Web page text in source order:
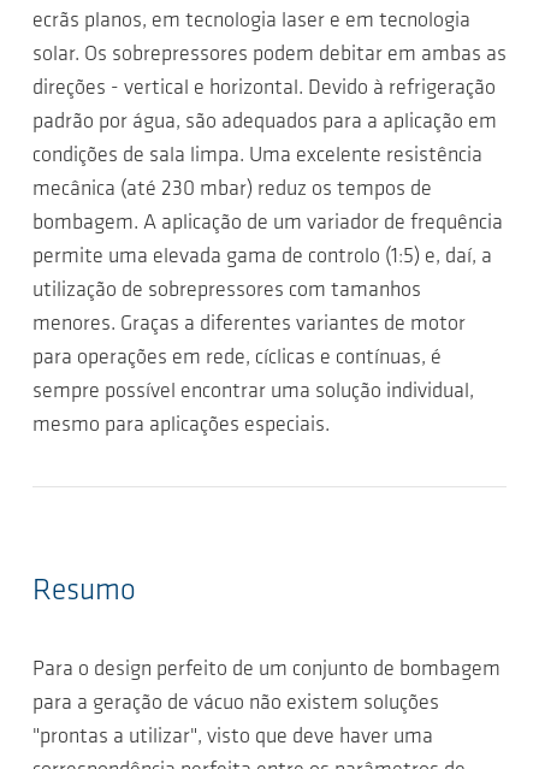
ecrãs planos, em tecnologia laser e em tecnologia
solar. Os sobrepressores podem debitar em ambas as
direções - vertical e horizontal. Devido à refrigeração
padrão por água, são adequados para a aplicação em
condições de sala limpa. Uma excelente resistência
mecânica (até 230 mbar) reduz os tempos de
bombagem. A aplicação de um variador de frequência
permite uma elevada gama de controlo (1:5) e, daí, a
utilização de sobrepressores com tamanhos
menores. Graças a diferentes variantes de motor
para operações em rede, cíclicas e contínuas, é
sempre possível encontrar uma solução individual,
mesmo para aplicações especiais.
Resumo
Para o design perfeito de um conjunto de bombagem
para a geração de vácuo não existem soluções
"prontas a utilizar", visto que deve haver uma